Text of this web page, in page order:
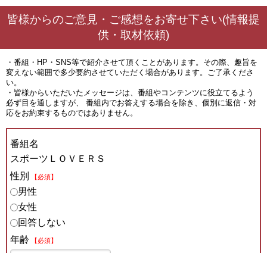
皆様からのご意見・ご感想をお寄せ下さい(情報提
供・取材依頼)
・番組・HP・SNS等で紹介させて頂くことがあります。その際、趣旨を
変えない範囲で多少要約させていただく場合があります。ご了承くださ
い。
・皆様からいただいたメッセージは、番組やコンテンツに役立てるよう
必ず目を通しますが、 番組内でお答えする場合を除き、個別に返信・対
応をお約束するものではありません。
番組名
スポーツＬＯＶＥＲＳ
性別
【必須】
男性
女性
回答しない
年齢
【必須】